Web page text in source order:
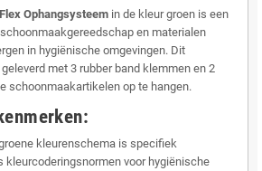
Ophangsysteem in de kleur groen is een
en materialen
in hygiënische omgevingen. Dit
met 3 rubber band klemmen en 2
schoonmaakartikelen op te hangen.
kleurenschema is specifiek
kleurcoderingsnormen voor hygiënische